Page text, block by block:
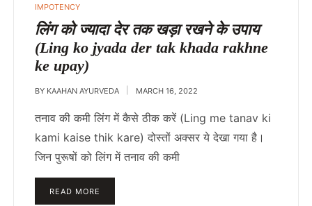
POSTED
IN
IMPOTENCY
लिंग को ज्यादा देर तक खड़ा रखने के उपाय
(Ling ko jyada der tak khada rakhne
ke upay)
BY KAAHAN AYURVEDA MARCH 16, 2022
तनाव की कमी लिंग में कैसे ठीक करें (Ling me tanav ki
kami kaise thik kare) दोस्तों अक्सर ये देखा गया है।
जिन पुरूषों को लिंग में तनाव की कमी
READ MORE